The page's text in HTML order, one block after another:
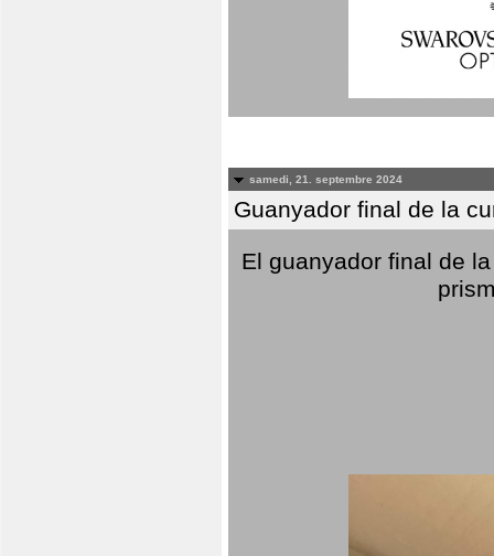
samedi, 21. septembre 2024
Guanyador final de la
El guanyador final de